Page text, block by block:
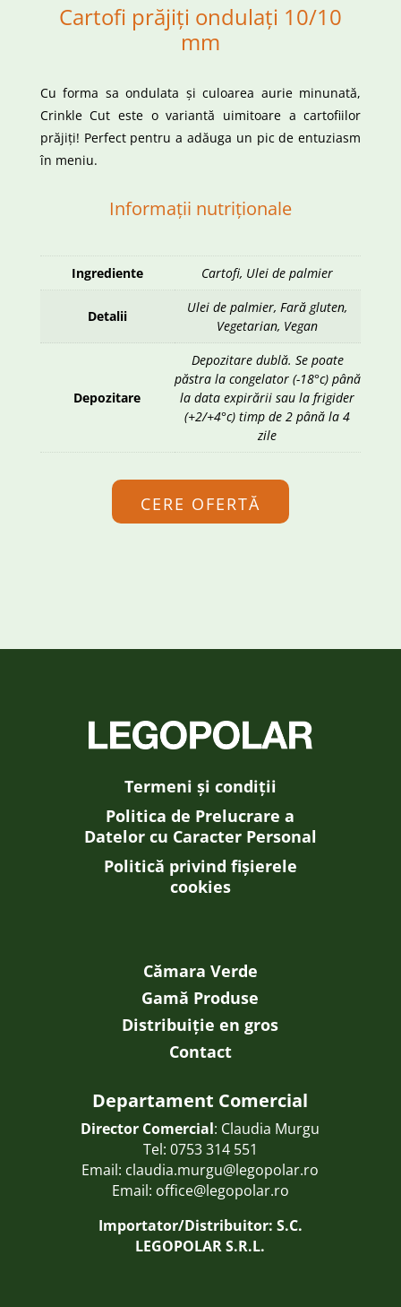
Cartofi prăjiți ondulați 10/10
mm
Cu forma sa ondulata și culoarea aurie minunată,
Crinkle Cut este o variantă uimitoare a cartofiilor
prăjiți! Perfect pentru a adăuga un pic de entuziasm
în meniu.
Informații nutriționale
Ingrediente Cartofi, Ulei de palmier
Detalii
Ulei de palmier, Fară gluten,
Vegetarian, Vegan
Depozitare
Depozitare dublă. Se poate
păstra la congelator (-18°c) până
la data expirării sau la frigider
(+2/+4°c) timp de 2 până la 4
zile
CERE OFERTĂ
Termeni și condiții
Politica de Prelucrare a
Datelor cu Caracter Personal
Politică privind fișierele
cookies
Cămara Verde
Gamă Produse
Distribuiție en gros
Contact
Departament Comercial
Director Comercial: Claudia Murgu
Tel: 0753 314 551
Email: claudia.murgu@legopolar.ro
Email: office@legopolar.ro
Importator/Distribuitor: S.C.
LEGOPOLAR S.R.L.